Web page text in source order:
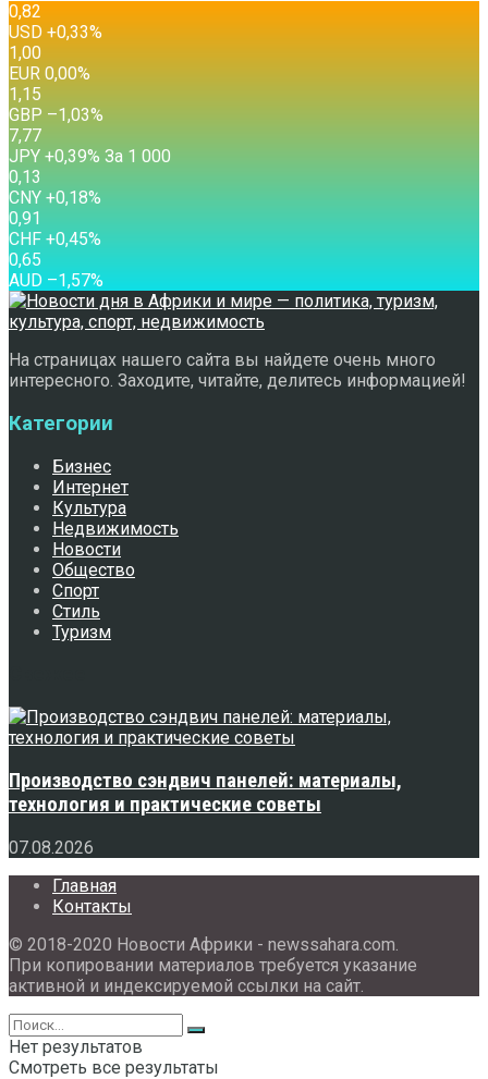
0,82
USD +0,33%
1,00
EUR 0,00%
1,15
GBP –1,03%
7,77
JPY +0,39% За 1 000
0,13
CNY +0,18%
0,91
CHF +0,45%
0,65
AUD –1,57%
На страницах нашего сайта вы найдете очень много
интересного. Заходите, читайте, делитесь информацией!
Категории
Бизнес
Интернет
Культура
Недвижимость
Новости
Общество
Спорт
Стиль
Туризм
Производство сэндвич панелей: материалы,
технология и практические советы
07.08.2026
Главная
Контакты
© 2018-2020 Новости Африки - newssahara.com.
При копировании материалов требуется указание
активной и индексируемой ссылки на сайт.
Нет результатов
Смотреть все результаты